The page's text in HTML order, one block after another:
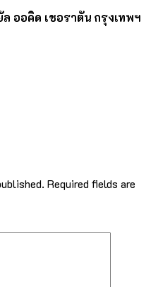
ออคิด เชอราตัน กรุงเทพฯ
Required fields are